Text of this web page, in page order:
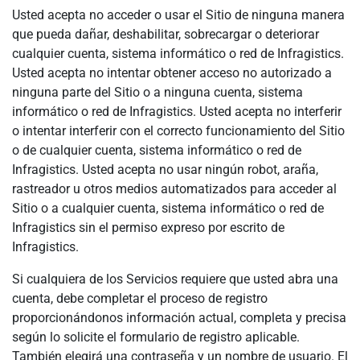
Usted acepta no acceder o usar el Sitio de ninguna manera
que pueda dañar, deshabilitar, sobrecargar o deteriorar
cualquier cuenta, sistema informático o red de Infragistics.
Usted acepta no intentar obtener acceso no autorizado a
ninguna parte del Sitio o a ninguna cuenta, sistema
informático o red de Infragistics. Usted acepta no interferir
o intentar interferir con el correcto funcionamiento del Sitio
o de cualquier cuenta, sistema informático o red de
Infragistics. Usted acepta no usar ningún robot, araña,
rastreador u otros medios automatizados para acceder al
Sitio o a cualquier cuenta, sistema informático o red de
Infragistics sin el permiso expreso por escrito de
Infragistics.
Si cualquiera de los Servicios requiere que usted abra una
cuenta, debe completar el proceso de registro
proporcionándonos información actual, completa y precisa
según lo solicite el formulario de registro aplicable.
También elegirá una contraseña y un nombre de usuario. El